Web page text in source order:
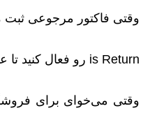
وقتی فاکتور مرجوعی ثبت
وقتی می‌خوای برای